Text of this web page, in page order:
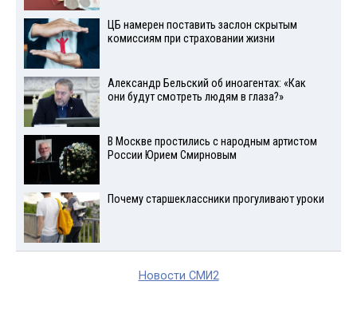
ЦБ намерен поставить заслон скрытым
комиссиям при страховании жизни
Александр Бельский об иноагентах: «Как
они будут смотреть людям в глаза?»
В Москве простились с народным артистом
России Юрием Смирновым
Почему старшеклассники прогуливают уроки
Новости СМИ2